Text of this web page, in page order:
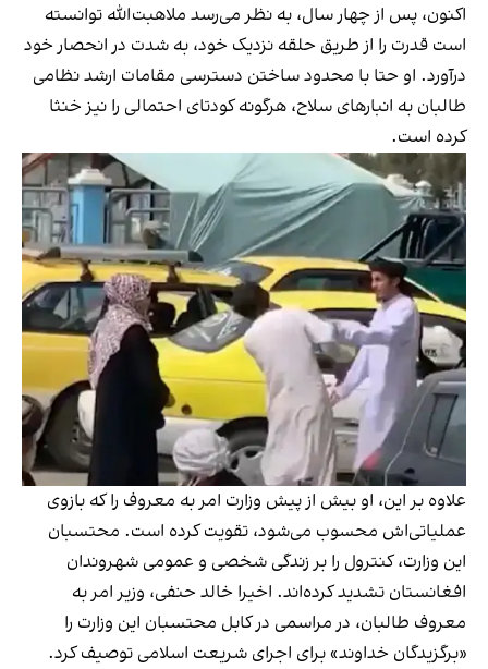
اکنون، پس از چهار سال، به نظر می‌رسد ملا‌هبت‌الله توانسته
است قدرت را از طریق حلقه نزدیک خود، به شدت در انحصار خود
درآورد. او حتا با محدود ساختن دسترسی مقامات ارشد نظامی
طالبان به انبارهای سلاح، هرگونه کودتای احتمالی را نیز خنثا
کرده است.
علاوه بر این، او بیش از پیش وزارت امر به معروف را که بازوی
عملیاتی‌اش محسوب می‌شود، تقویت کرده است. محتسبان
این وزارت، کنترول را بر زندگی شخصی و عمومی شهروندان
افغانستان تشدید کرده‌اند. اخیرا خالد حنفی، وزیر امر به
معروف طالبان، در مراسمی در کابل محتسبان این وزارت را
«برگزیدگان خداوند» برای اجرای شریعت اسلامی توصیف کرد.